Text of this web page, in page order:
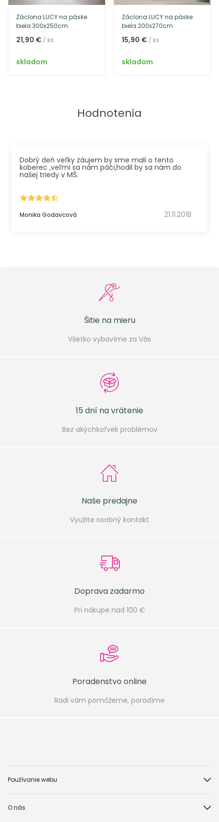
Záclona LUCY na páske
biela 300x250cm
21,90 € / ks
skladom
Záclona LUCY na páske
biela 200x270cm
15,90 € / ks
skladom
Hodnotenia
Dobrý deň veľky záujem by sme mali o tento
koberec ,veľmi sa nám páči,hodil by sa nám do
našej triedy v MŠ.
Monika Godavcová 21.11.2018
Šitie na mieru
Všetko vybavíme za Vás
15 dní na vrátenie
Bez akýchkoľvek problémov
Naše predajne
Využite osobný kontakt
Doprava zadarmo
Pri nákupe nad 100 €
Poradenstvo online
Radi vám pomôžeme, poradíme
Používanie webu
O nás